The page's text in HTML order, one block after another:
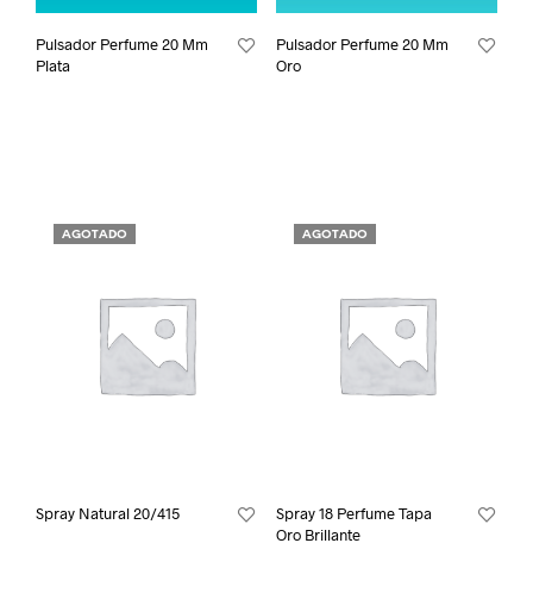
Pulsador Perfume 20 Mm
Plata
Pulsador Perfume 20 Mm
Oro
AGOTADO
Spray Natural 20/415
AGOTADO
Spray 18 Perfume Tapa
Oro Brillante